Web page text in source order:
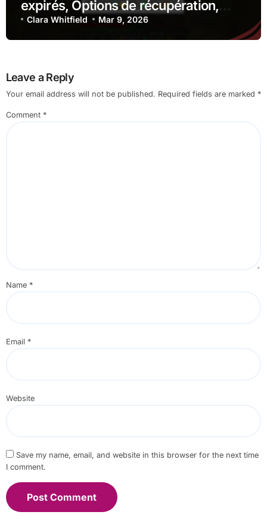
expirés, Options de récupération,
Contact du support client
Clara Whitfield Mar 9, 2026
Leave a Reply
Your email address will not be published. Required fields are marked *
Comment *
Name *
Email *
Website
Save my name, email, and website in this browser for the next time
I comment.